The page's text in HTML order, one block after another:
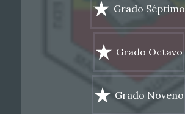
Grado Séptimo
Grado Octavo
Grado Noveno